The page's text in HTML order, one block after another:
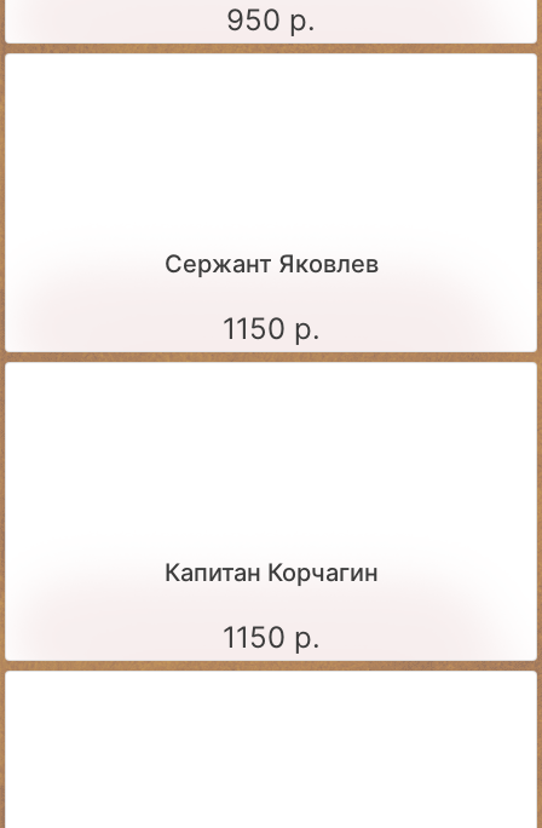
950 р.
Сержант Яковлев
1150 р.
Капитан Корчагин
1150 р.